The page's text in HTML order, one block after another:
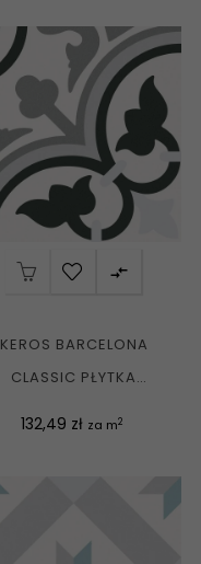

KEROS BARCELONA
CLASSIC PŁYTKA
Cena
132,49 zł za m2